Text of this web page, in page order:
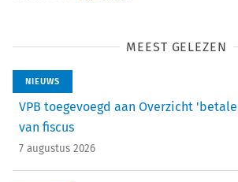
MEEST GELEZEN
NIEUWS
VPB toegevoegd aan Overzicht
van fiscus
7 augustus 2026